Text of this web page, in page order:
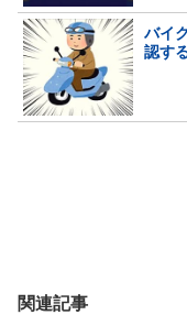
バイ
認す
関連記事